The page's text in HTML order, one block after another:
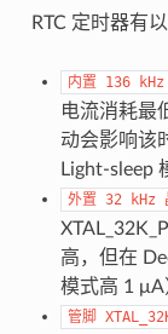
RTC 定时器有
内置 136 kHz
电流消耗最
动会影响该
Light-sleep
外置 32 kHz
高，但在
模式高 1 μA
管脚